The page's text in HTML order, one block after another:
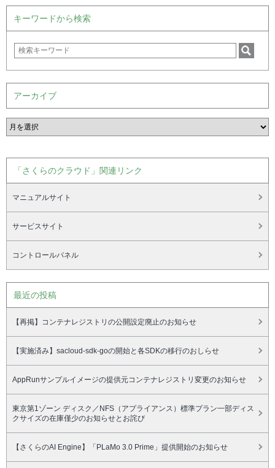
キーワードから検索
アーカイブ
「さくらのクラウド」関連リンク
マニュアルサイト
サービスサイト
コントロールパネル
最近の投稿
【再掲】コンテナレジストリの公開設定廃止のお知らせ
【実施済み】sacloud-sdk-goの開始と各SDKの移行のおしらせ
AppRunサンプルイメージの提供元コンテナレジストリ変更のお知らせ
東京第1ゾーン ディスク／NFS（アプライアンス）標準プラン一部ディス
クサイズの在庫僅少のお知らせとお詫び
【さくらのAI Engine】「PLaMo 3.0 Prime」提供開始のお知らせ